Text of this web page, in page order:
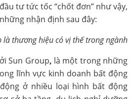
tư tức tốc “chốt đơn” như vậy,
nhận định sau đây:
là thương hiệu có vị thế trong ngành
Sun Group, là một trong những
lĩnh vực kinh doanh bất động
ở nhiều loại hình bất động